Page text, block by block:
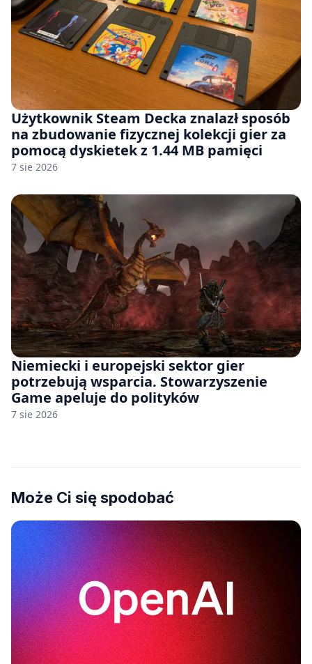
Użytkownik Steam Decka znalazł sposób
na zbudowanie fizycznej kolekcji gier za
pomocą dyskietek z 1.44 MB pamięci
7 sie 2026
Niemiecki i europejski sektor gier
potrzebują wsparcia. Stowarzyszenie
Game apeluje do polityków
7 sie 2026
Może Ci się spodobać